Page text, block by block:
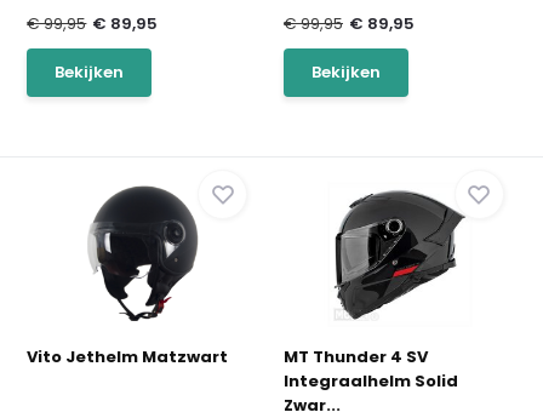
€ 99,95 € 89,95
Bekijken
€ 99,95 € 89,95
Bekijken
Vito Jethelm Matzwart
MT Thunder 4 SV
Integraalhelm Solid
Zwar...